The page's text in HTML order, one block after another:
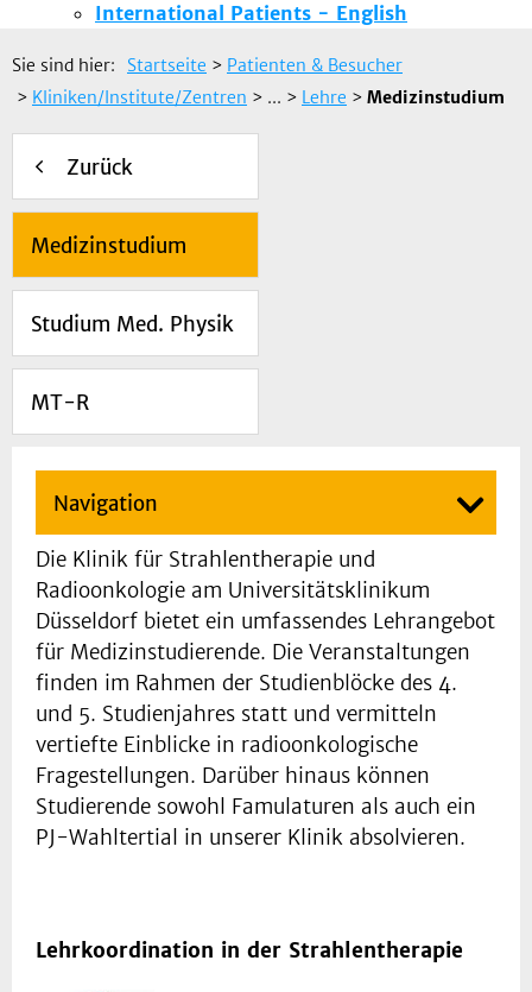
International Patients - English
Sie sind hier: Startseite > Patienten & Besucher
> Kliniken/Institute/Zentren > ... > Lehre > Medizinstudium
Zurück
Medizinstudium
Studium Med. Physik
MT-R
Navigation
Die Klinik für Strahlentherapie und
Radioonkologie am Universitätsklinikum
Düsseldorf bietet ein umfassendes Lehrangebot
für Medizinstudierende. Die Veranstaltungen
finden im Rahmen der Studienblöcke des 4.
und 5. Studienjahres statt und vermitteln
vertiefte Einblicke in radioonkologische
Fragestellungen. Darüber hinaus können
Studierende sowohl Famulaturen als auch ein
PJ-Wahltertial in unserer Klinik absolvieren.
Lehrkoordination in der Strahlentherapie